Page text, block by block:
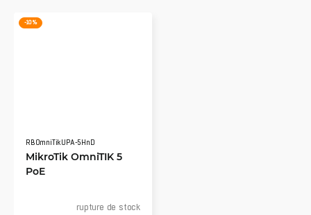
-10 %
RBOmniTikUPA-5HnD
MikroTik OmniTIK 5
PoE
rupture de stock